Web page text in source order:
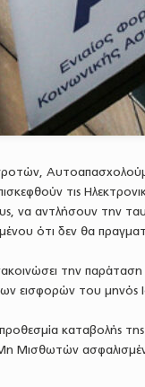
τις
να αντλήσουν την
ότι δεν θα
την
εισφορών του μηνός
καταβολής
Μισθωτών